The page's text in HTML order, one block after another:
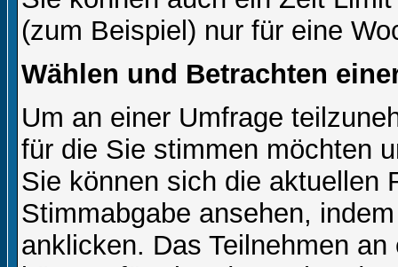
(zum Beispiel) nur für eine
Wählen und Betrachten
Um an einer Umfrage
für die Sie stimmen möchten
Sie können sich die aktuellen
Stimmabgabe ansehen,
anklicken. Das Teilnehmen